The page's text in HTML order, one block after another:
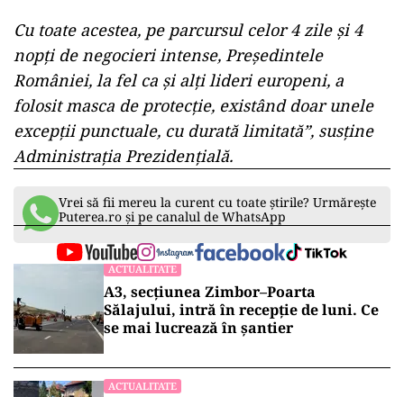
Cu toate acestea, pe parcursul celor 4 zile și 4
nopți de negocieri intense, Președintele
României, la fel ca și alți lideri europeni, a
folosit masca de protecție, existând doar unele
excepții punctuale, cu durată limitată”, susține
Administrația Prezidențială.
Vrei să fii mereu la curent cu toate știrile? Urmărește
Puterea.ro și pe canalul de WhatsApp
ACTUALITATE
A3, secțiunea Zimbor–Poarta
Sălajului, intră în recepție de luni. Ce
se mai lucrează în șantier
ACTUALITATE